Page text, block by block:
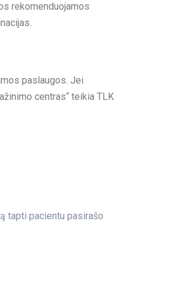
rekomenduojamos
paslaugos. Jei
centras“ teikia TLK
tapti pacientu pasirašo